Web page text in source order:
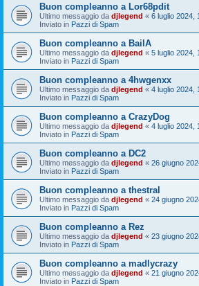
Buon compleanno a Lor68pdit
Ultimo messaggio da djlegend « 6 luglio 2024,
Inviato in Pazzi di Spam
Buon compleanno a BailA
Ultimo messaggio da djlegend « 5 luglio 2024,
Inviato in Pazzi di Spam
Buon compleanno a 4hwgenxx
Ultimo messaggio da djlegend « 4 luglio 2024,
Inviato in Pazzi di Spam
Buon compleanno a CrazyDog
Ultimo messaggio da djlegend « 4 luglio 2024,
Inviato in Pazzi di Spam
Buon compleanno a DC2
Ultimo messaggio da djlegend « 26 giugno
Inviato in Pazzi di Spam
Buon compleanno a thestral
Ultimo messaggio da djlegend « 24 giugno
Inviato in Pazzi di Spam
Buon compleanno a Rez
Ultimo messaggio da djlegend « 23 giugno
Inviato in Pazzi di Spam
Buon compleanno a madlycrazy
Ultimo messaggio da djlegend « 21 giugno
Inviato in Pazzi di Spam